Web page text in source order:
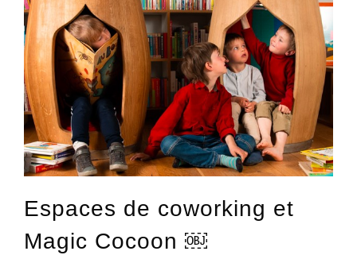
Espaces de coworking et
Magic Cocoon ￼